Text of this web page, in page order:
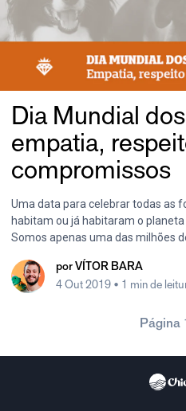
Dia Mundial
empatia,
compromissos
Uma data para celebrar todas as
habitam ou já habitaram o
Somos apenas uma das milhões
por VÍTOR BARA
4 Out 2019 • 1 min de
Página